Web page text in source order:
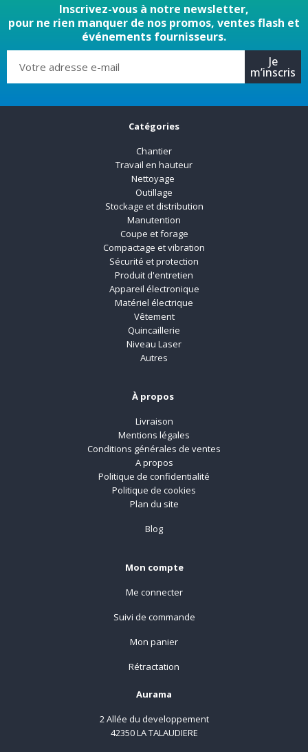
Inscrivez-vous à notre newsletter,
pour ne rien manquer de nos promos, ventes flash et
événements fournisseurs.
Je
m’inscris
Catégories
Chantier
Travail en hauteur
Nettoyage
Outillage
Stockage et distribution
Manutention
Coupe et forage
Compactage et vibration
Sécurité et protection
Produit d'entretien
Appareil électronique
Matériel électrique
Vêtement
Quincaillerie
Niveau Laser
Autres
À propos
Livraison
Mentions légales
Conditions générales de ventes
A propos
Politique de confidentialité
Politique de cookies
Plan du site
Blog
Mon compte
Me connecter
Suivi de commande
Mon panier
Rétractation
Aurama
2 Allée du developpement
42350 LA TALAUDIERE